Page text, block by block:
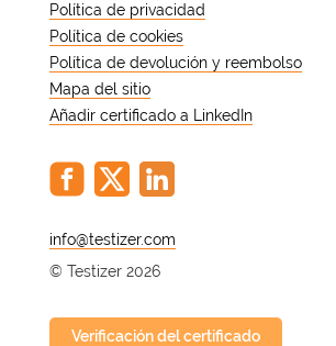
Política de privacidad
Política de cookies
Política de devolución y reembolso
Mapa del sitio
Añadir certificado a LinkedIn
@
© Testizer 2026
Verificación del certificado